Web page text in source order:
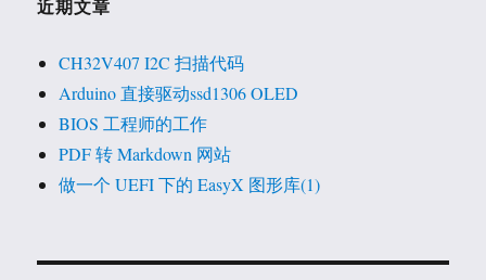
近期文章
CH32V407 I2C 扫描代码
Arduino 直接驱动ssd1306 OLED
BIOS 工程师的工作
PDF 转 Markdown 网站
做一个 UEFI 下的 EasyX 图形库(1)